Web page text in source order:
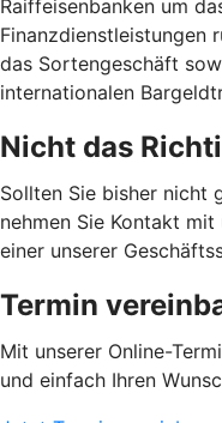
Raiffeisenbanken um
Finanzdienstleistungen
das Sortengeschäft
internationalen
Nicht das
Sollten Sie bisher nicht
nehmen Sie Kontakt
einer unserer
Termin
Mit unserer Online-
und einfach Ihren